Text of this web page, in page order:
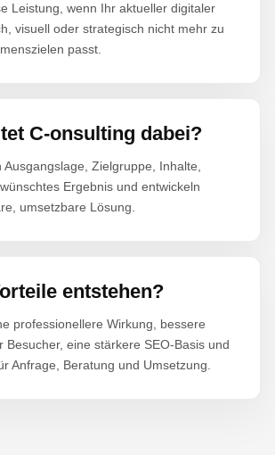
Leistung, wenn Ihr aktueller digitaler
visuell oder strategisch nicht mehr zu
passt.
C-onsulting dabei?
Zielgruppe, Inhalte,
Ergebnis und entwickeln
umsetzbare Lösung.
entstehen?
professionellere Wirkung, bessere
Besucher, eine stärkere SEO-Basis und
Anfrage, Beratung und Umsetzung.